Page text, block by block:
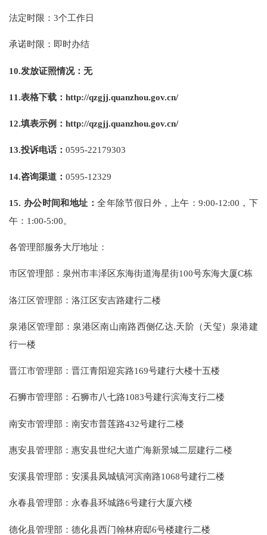
法定时限：3个工作日
承诺时限：即时办结
10.发放证照情况：无
11.表格下载：http://qzgjj.quanzhou.gov.cn/
12.填表示例：http://qzgjj.quanzhou.gov.cn/
13.投诉电话：0595-22179303
14.咨询渠道：0595-12329
15. 办公时间和地址：全年除节假日外，
上午：9:00-12:00，下
午：1:00-5:00。
各管理部服务大厅地址：
市区管理部：泉州市丰泽区东海街道海星街100号东海大厦C栋
洛江区管理部：洛江区安吉路建行二楼
泉港区管理部：泉港区南山南路西侧亿达.天阶（天玺）泉港建
行一楼
晋江市管理部：晋江青阳迎宾路169号建行大楼十五楼
石狮市管理部：石狮市八七路1083号建行滨海支行二楼
南安市管理部：南安市普莲路432号建行二楼
惠安县管理部：惠安县世纪大道广海新景城二层建行二楼
安溪县管理部：安溪县凤城镇河滨南路1068号建行二楼
永春县管理部：永春县环城路6号建行大厦六楼
德化县管理部：德化县西门翰林府邸6号楼建行二楼